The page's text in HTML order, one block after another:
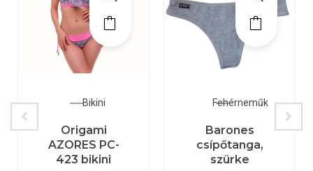
Bikini
Origami
AZORES PC-
423 bikini
Fehérneműk
Barones
csípőtanga,
szürke